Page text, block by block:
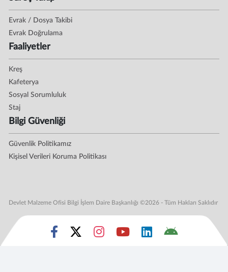
Evrak / Dosya Takibi
Evrak Doğrulama
Faaliyetler
Kreş
Kafeterya
Sosyal Sorumluluk
Staj
Bilgi Güvenliği
Güvenlik Politikamız
Kişisel Verileri Koruma Politikası
Devlet Malzeme Ofisi Bilgi İşlem Daire Başkanlığı ©2026 - Tüm Hakları Saklıdır